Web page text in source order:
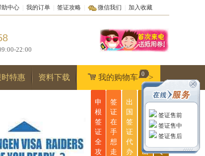
助中心 我的订单 签证攻略 微信我们 加入收藏
22:00
时特惠 资料下载 我的购物车 >
0
申
根
签
证
全
攻
签
证
在
手
想
走
出
国
签
证
代
办
无
说
出
一
站
式
服
专
签证售前
签证售中
签证售后